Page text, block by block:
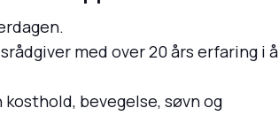
med over 20 års erfaring i å
bevegelse, søvn og